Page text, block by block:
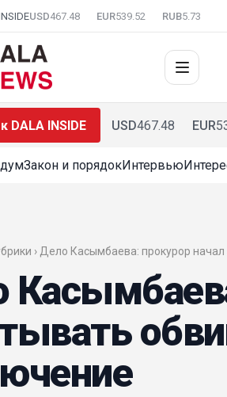
USD467.48 EUR539.52 RUB5.73
DALA INSIDE USD467.48 EUR
Закон и порядокИнтервью
› Дело Касымбаева: прокурор